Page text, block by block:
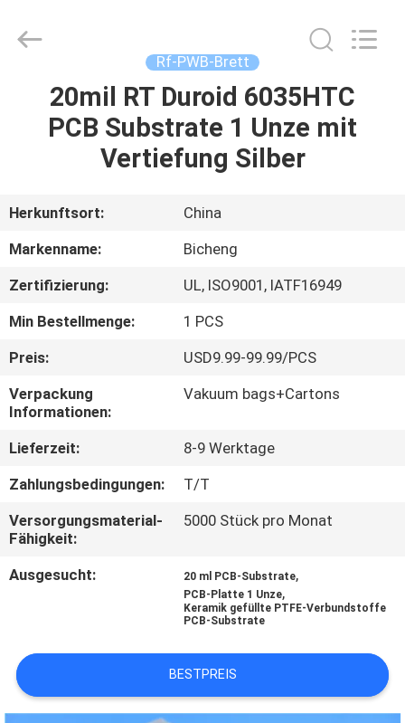
HAUSE
VIDEOS
ÜBER
UNS
WERKSBESICHTIGUNG
QUALITÄTSKONTROLLE
MIT
UNS
FÄLLE
Rf-PWB-Brett
20mil RT Duroid 6035HTC
PCB Substrate 1 Unze mit
Vertiefung Silber
Herkunftsort:
China
Markenname:
Bicheng
Zertifizierung:
UL, ISO9001, IATF16949
Min Bestellmenge:
1 PCS
Preis:
USD9.99-99.99/PCS
Verpackung
Informationen:
Vakuum bags+Cartons
Lieferzeit:
8-9 Werktage
Zahlungsbedingungen:
T/T
Versorgungsmaterial-
Fähigkeit:
5000 Stück pro Monat
Ausgesucht: 20 ml PCB-Substrate,
PCB-Platte 1 Unze,
Keramik gefüllte PTFE-Verbundstoffe
PCB-Substrate
BESTPREIS